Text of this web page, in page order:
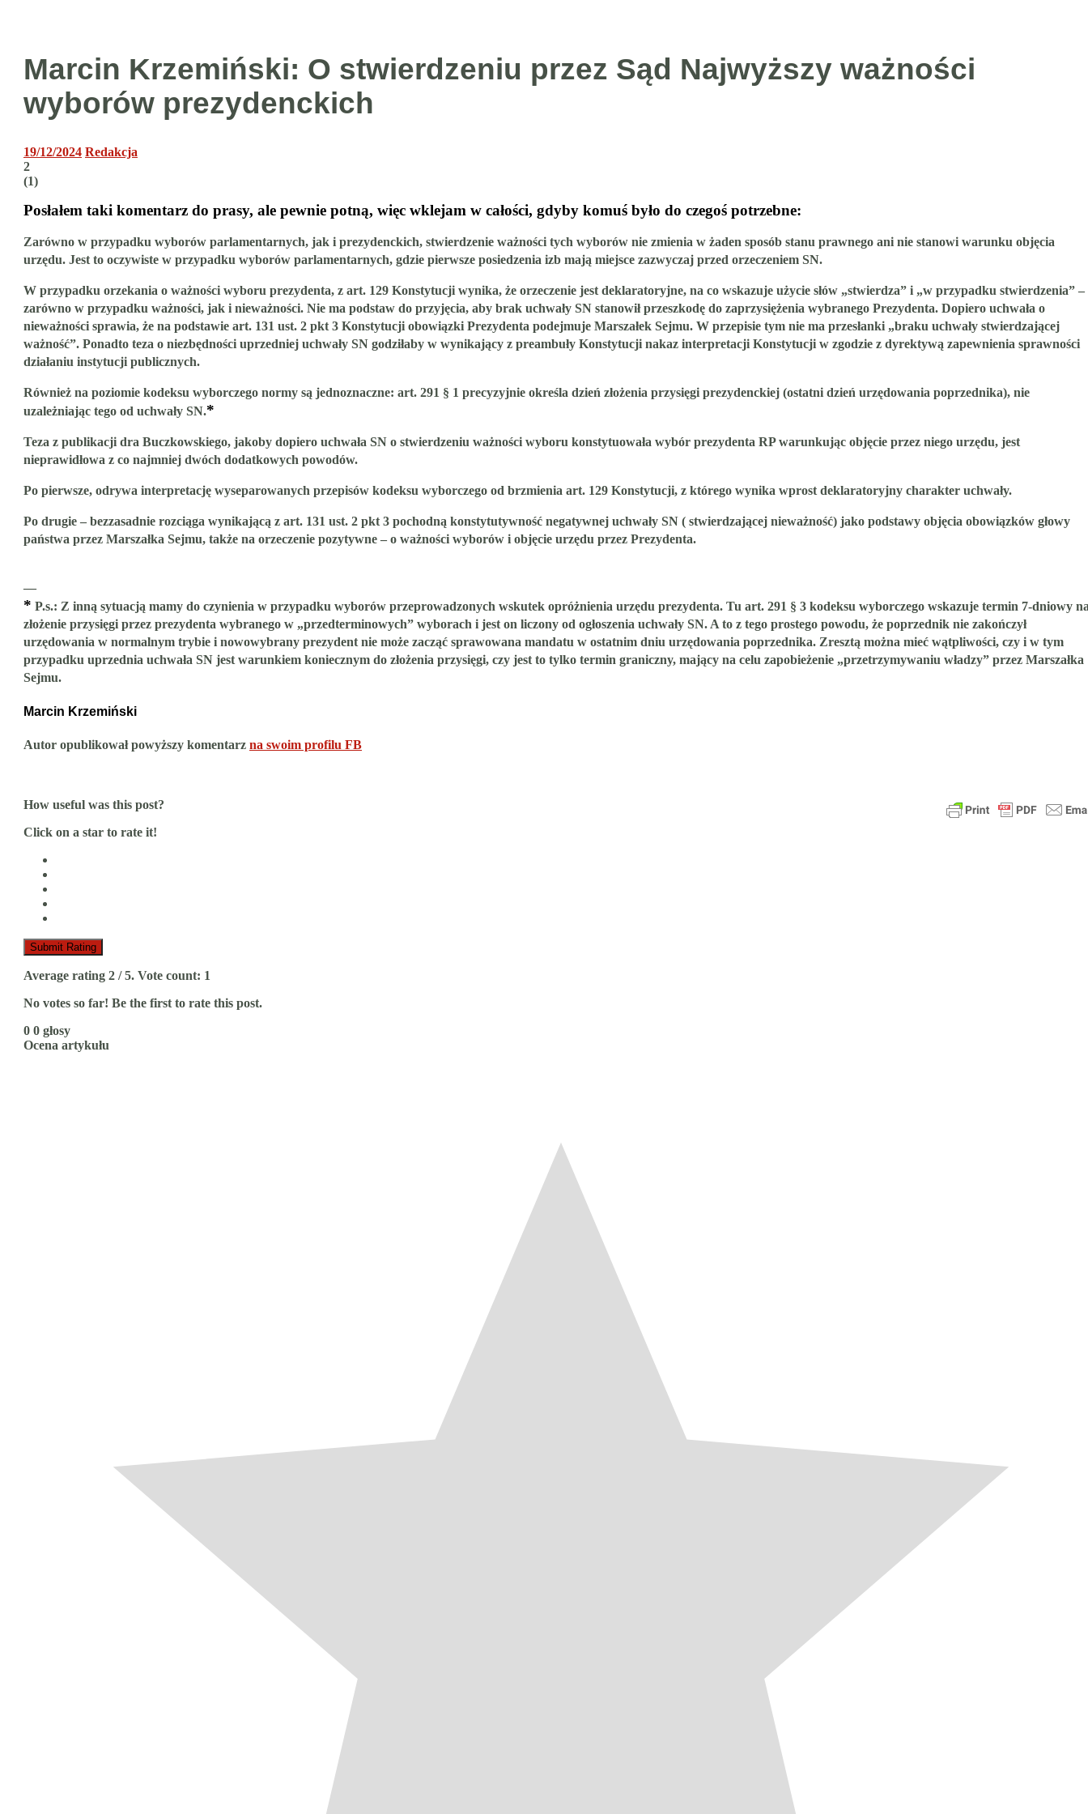
Marcin Krzemiński: O stwierdzeniu przez Sąd Najwyższy ważności
wyborów prezydenckich
19/12/2024 Redakcja
2
(1)
Posłałem taki komentarz do prasy, ale pewnie potną, więc wklejam w całości, gdyby komuś było do czegoś potrzebne:
Zarówno w przypadku wyborów parlamentarnych, jak i prezydenckich, stwierdzenie ważności tych wyborów nie zmienia w żaden sposób stanu prawnego ani nie stanowi warunku objęcia
urzędu. Jest to oczywiste w przypadku wyborów parlamentarnych, gdzie pierwsze posiedzenia izb mają miejsce zazwyczaj przed orzeczeniem SN.
W przypadku orzekania o ważności wyboru prezydenta, z art. 129 Konstytucji wynika, że orzeczenie jest deklaratoryjne, na co wskazuje użycie słów „stwierdza” i „w przypadku stwierdzenia” –
zarówno w przypadku ważności, jak i nieważności. Nie ma podstaw do przyjęcia, aby brak uchwały SN stanowił przeszkodę do zaprzysiężenia wybranego Prezydenta. Dopiero uchwała o
nieważności sprawia, że na podstawie art. 131 ust. 2 pkt 3 Konstytucji obowiązki Prezydenta podejmuje Marszałek Sejmu. W przepisie tym nie ma przesłanki „braku uchwały stwierdzającej
ważność”. Ponadto teza o niezbędności uprzedniej uchwały SN godziłaby w wynikający z preambuły Konstytucji nakaz interpretacji Konstytucji w zgodzie z dyrektywą zapewnienia sprawności
działaniu instytucji publicznych.
Również na poziomie kodeksu wyborczego normy są jednoznaczne: art. 291 § 1 precyzyjnie określa dzień złożenia przysięgi prezydenckiej (ostatni dzień urzędowania poprzednika), nie
uzależniając tego od uchwały SN.*
Teza z publikacji dra Buczkowskiego, jakoby dopiero uchwała SN o stwierdzeniu ważności wyboru konstytuowała wybór prezydenta RP warunkując objęcie przez niego urzędu, jest
nieprawidłowa z co najmniej dwóch dodatkowych powodów.
Po pierwsze, odrywa interpretację wyseparowanych przepisów kodeksu wyborczego od brzmienia art. 129 Konstytucji, z którego wynika wprost deklaratoryjny charakter uchwały.
Po drugie – bezzasadnie rozciąga wynikającą z art. 131 ust. 2 pkt 3 pochodną konstytutywność negatywnej uchwały SN ( stwierdzającej nieważność) jako podstawy objęcia obowiązków głowy
państwa przez Marszałka Sejmu, także na orzeczenie pozytywne – o ważności wyborów i objęcie urzędu przez Prezydenta.
—
* P.s.: Z inną sytuacją mamy do czynienia w przypadku wyborów przeprowadzonych wskutek opróżnienia urzędu prezydenta. Tu art. 291 § 3 kodeksu wyborczego wskazuje termin 7-dniowy
złożenie przysięgi przez prezydenta wybranego w „przedterminowych” wyborach i jest on liczony od ogłoszenia uchwały SN. A to z tego prostego powodu, że poprzednik nie zakończył
urzędowania w normalnym trybie i nowowybrany prezydent nie może zacząć sprawowana mandatu w ostatnim dniu urzędowania poprzednika. Zresztą można mieć wątpliwości, czy i w tym
przypadku uprzednia uchwała SN jest warunkiem koniecznym do złożenia przysięgi, czy jest to tylko termin graniczny, mający na celu zapobieżenie „przetrzymywaniu władzy” przez Marszałka
Sejmu.
Marcin Krzemiński
Autor opublikował powyższy komentarz na swoim profilu FB
How useful was this post?
Click on a star to rate it!
Submit Rating
Average rating 2 / 5. Vote count: 1
No votes so far! Be the first to rate this post.
0 0 głosy
Ocena artykułu